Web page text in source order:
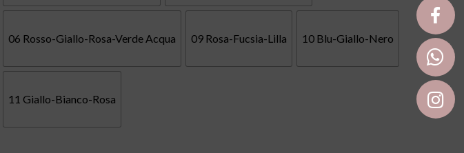
06 Rosso-Giallo-Rosa-Verde Acqua 09 Rosa-Fucsia-Lilla 10 Blu-Giallo-Nero
11 Giallo-Bianco-Rosa